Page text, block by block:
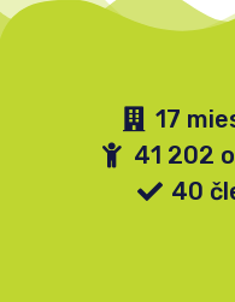
17
41 202
40